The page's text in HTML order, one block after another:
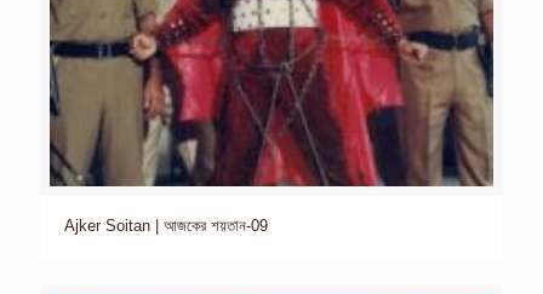
Ajker Soitan | আজকের শয়তান-09